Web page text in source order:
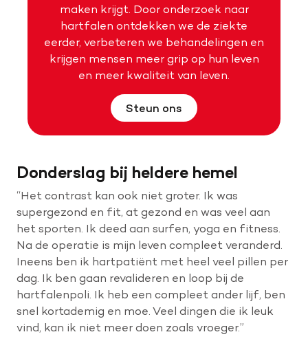
maken krijgt. Door onderzoek naar
hartfalen ontdekken we de ziekte
eerder, verbeteren we behandelingen en
krijgen mensen meer grip op hun leven
en meer kwaliteit van leven.
Steun ons
Donderslag bij heldere hemel
“Het contrast kan ook niet groter. Ik was
supergezond en fit, at gezond en was veel aan
het sporten. Ik deed aan surfen, yoga en fitness.
Na de operatie is mijn leven compleet veranderd.
Ineens ben ik hartpatiënt met heel veel pillen per
dag. Ik ben gaan revalideren en loop bij de
hartfalenpoli. Ik heb een compleet ander lijf, ben
snel kortademig en moe. Veel dingen die ik leuk
vind, kan ik niet meer doen zoals vroeger.”